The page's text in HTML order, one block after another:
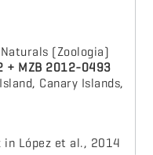
(Zoologia)
+ MZB 2012-0493
Canary Islands,
López et al., 2014